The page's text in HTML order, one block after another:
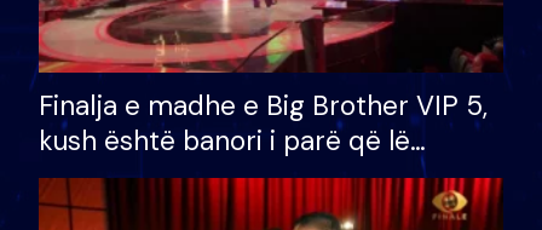
Finalja e madhe e Big Brother VIP 5,
kush është banori i parë që lë
shtëpinë dhe humb mundësinë për
të fituar çmimin e madh